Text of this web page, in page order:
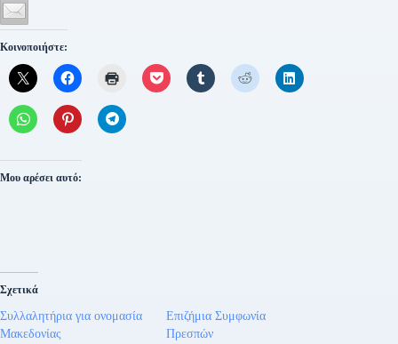
Κοινοποιήστε:
Μου αρέσει αυτό:
Σχετικά
Συλλαλητήρια για ονομασία
Μακεδονίας
Επιζήμια Συμφωνία
Πρεσπών